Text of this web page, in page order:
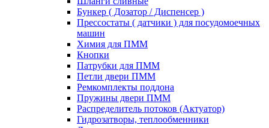
Бункер ( Дозатор / Диспенсер )
Прессостаты ( датчики ) для посудомоечных
машин
Химия для ПММ
Кнопки
Патрубки для ПММ
Петли двери ПММ
Ремкомплекты поддона
Пружины двери ПММ
Распределитель потоков (Актуатор)
Гидрозатворы, теплообменники